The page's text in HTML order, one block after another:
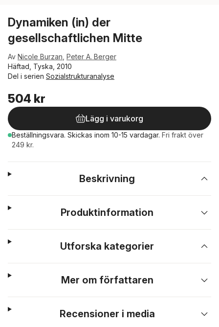
Dynamiken (in) der
gesellschaftlichen Mitte
Av Nicole Burzan Peter A. Berger
Häftad, Tyska, 2010
Del i serien Sozialstrukturanalyse
504 kr
Lägg i varukorg
Beställningsvara. Skickas inom 10-15 vardagar. Fri frakt över
249 kr.
Beskrivning
Produktinformation
Utforska kategorier
Mer om författaren
Recensioner i media